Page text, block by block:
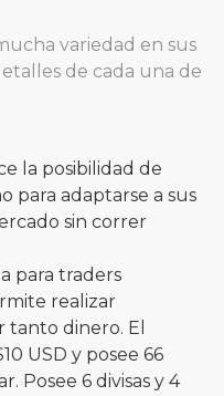
variedad en sus
de cada una de
la posibilidad de
para adaptarse a sus
sin correr
para traders
realizar
tanto dinero. El
USD y posee 66
Posee 6 divisas y 4